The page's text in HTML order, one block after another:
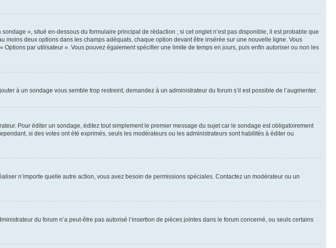
», situé en-dessous du formulaire principal de rédaction ; si cet onglet n’est pas disponible, il est probable que
deux options dans les champs adéquats, chaque option devant être insérée sur une nouvelle ligne. Vous
par utilisateur ». Vous pouvez également spécifier une limite de temps en jours, puis enfin autoriser ou non les
à un sondage vous semble trop restreint, demandez à un administrateur du forum s’il est possible de l’augmenter.
Pour éditer un sondage, éditez tout simplement le premier message du sujet car le sondage est obligatoirement
si des votes ont été exprimés, seuls les modérateurs ou les administrateurs sont habilités à éditer ou
n’importe quelle autre action, vous avez besoin de permissions spéciales. Contactez un modérateur ou un
du forum n’a peut-être pas autorisé l’insertion de pièces jointes dans le forum concerné, ou seuls certains